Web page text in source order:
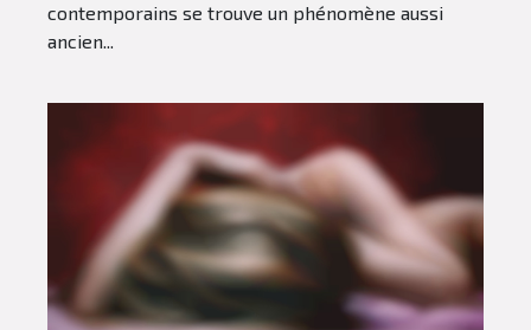
contemporains se trouve un phénomène aussi
ancien...